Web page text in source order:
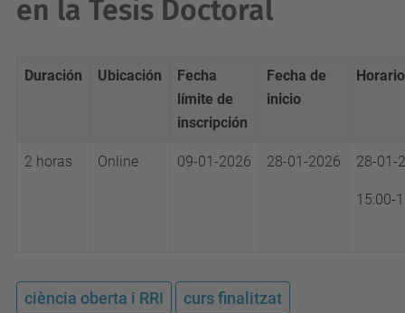
en la Tesis Doctoral
Duración Ubicación
Fecha
límite de
inscripción
Fecha de
inicio
Horario
2 horas Online 09-01-2026 28-01-2026 28-01-
15:00-
ciència oberta i RRI curs finalitzat